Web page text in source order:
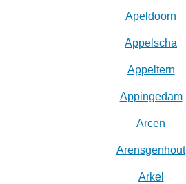
Apeldoorn
Appelscha
Appeltern
Appingedam
Arcen
Arensgenhout
Arkel